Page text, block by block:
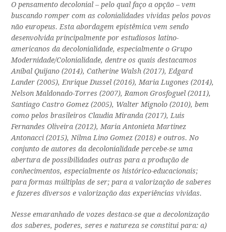
O pensamento decolonial – pelo qual faço a opção – vem
buscando romper com as colonialidades vividas pelos povos
não europeus. Esta abordagem epistêmica vem sendo
desenvolvida principalmente por estudiosos latino-
americanos da decolonialidade, especialmente o Grupo
Modernidade/Colonialidade, dentre os quais destacamos
Aníbal Quijano (2014), Catherine Walsh (2017), Edgard
Lander (2005), Enrique Dussel (2016), Maria Lugones (2014),
Nelson Maldonado-Torres (2007), Ramon Grosfoguel (2011),
Santiago Castro Gomez (2005), Walter Mignolo (2010), bem
como pelos brasileiros Claudia Miranda (2017), Luis
Fernandes Oliveira (2012), Maria Antonieta Martinez
Antonacci (2015), Nilma Lino Gomez (2018) e outros. No
conjunto de autores da decolonialidade percebe-se uma
abertura de possibilidades outras para a produção de
conhecimentos, especialmente os histórico-educacionais;
para formas múltiplas de ser; para a valorização de saberes
e fazeres diversos e valorização das experiências vividas.
Nesse emaranhado de vozes destaca-se que a decolonização
dos saberes, poderes, seres e natureza se constitui para: a)